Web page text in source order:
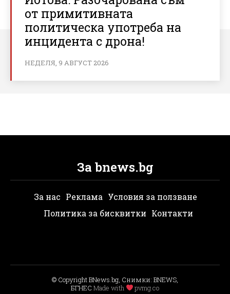
от примитивната
политическа употреба на
инцидента с дрона!
НЕДЕЛЯ, 9 АВГУСТ 2026
За bnews.bg
За нас Реклама Условия за ползване
Политика за бисквитки Контакти
© Copyright BNews.bg, Снимки: BNEWS,
БГНЕС Мade with pvmg.co